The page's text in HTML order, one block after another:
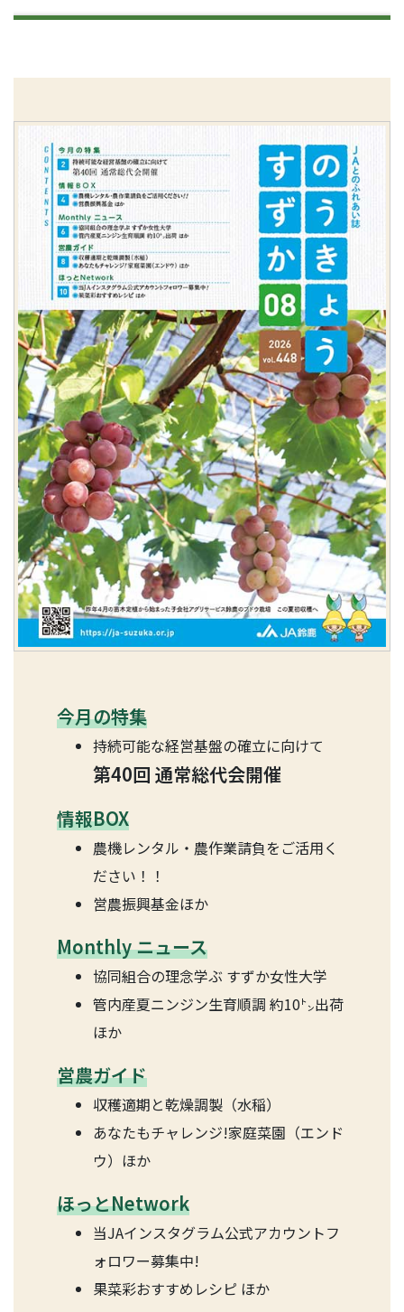
今月の特集
持続可能な経営基盤の確立に向けて
第40回 通常総代会開催
情報BOX
農機レンタル・農作業請負をご活用く
ださい！！
営農振興基金ほか
Monthly ニュース
協同組合の理念学ぶ すずか女性大学
管内産夏ニンジン生育順調 約10㌧出荷
ほか
営農ガイド
収穫適期と乾燥調製（水稲）
あなたもチャレンジ!家庭菜園（エンド
ウ）ほか
ほっとNetwork
当JAインスタグラム公式アカウントフ
ォロワー募集中!
果菜彩おすすめレシピ ほか